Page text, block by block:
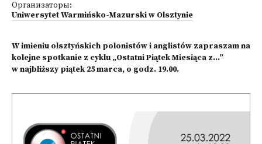
Организаторы:
Uniwersytet Warmińsko-Mazurski w Olsztynie
W imieniu olsztyńskich polonistów i anglistów zapraszam na
kolejne spotkanie z cyklu „Ostatni Piątek Miesiąca z…”
w najbliższy piątek 25 marca, o godz. 19.00.